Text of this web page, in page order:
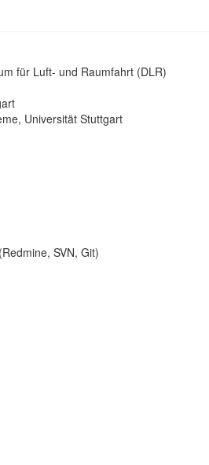
für Luft- und Raumfahrt (DLR)
Universität Stuttgart
SVN, Git)